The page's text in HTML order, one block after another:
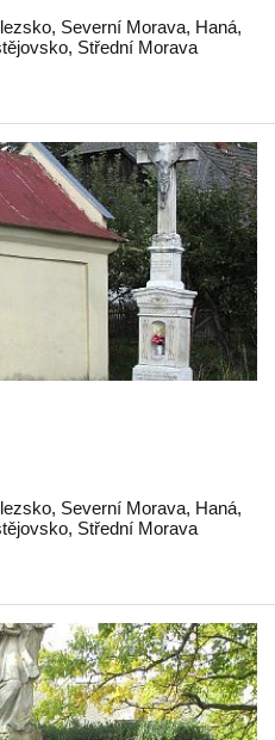
, Severní Morava, Haná,
, Střední Morava
, Severní Morava, Haná,
, Střední Morava